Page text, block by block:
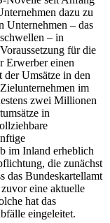
dazu zu
Unternehmen – das
– in
für die
Erwerber einen
Umsätze in den
im
zwei Millionen
in
im Inland erheblich
die zunächst
das Bundeskartellamt
eine aktuelle
hat das
eingeleitet.